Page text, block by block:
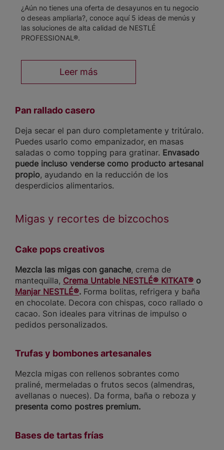
¿Aún no tienes una oferta de desayunos en tu negocio
o deseas ampliarla?, conoce aquí 5 ideas de menús y
las soluciones de alta calidad de NESTLÉ
PROFESSIONAL®.
Leer más
Pan rallado casero
Deja secar el pan duro completamente y tritúralo.
Puedes usarlo como empanizador, en masas
saladas o como topping para gratinar. Envasado
puede incluso venderse como producto artesanal
propio, ayudando en la reducción de los
desperdicios alimentarios.
Migas y recortes de bizcochos
Cake pops creativos
Mezcla las migas con ganache, crema de
mantequilla, Crema Untable NESTLÉ® KITKAT® o
Manjar NESTLÉ®. Forma bolitas, refrigera y baña
en chocolate. Decora con chispas, coco rallado o
cacao. Son ideales para vitrinas de impulso o
pedidos personalizados.
Trufas y bombones artesanales
Mezcla migas con rellenos sobrantes como
praliné, mermeladas o frutos secos (almendras,
avellanas o nueces). Da forma, baña o reboza y
presenta como postres premium.
Bases de tartas frías